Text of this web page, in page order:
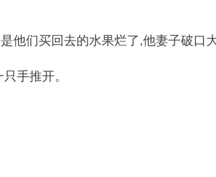
们买回去的水果烂了,他妻子破口
手推开。